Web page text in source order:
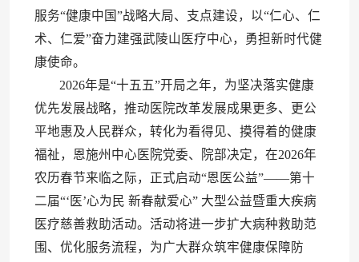
服务“健康中国”战略大局、支点建设，以“仁心、仁
术、仁爱”奋力建强武陵山医疗中心，勇担新时代健
康使命。
2026年是“十五五”开局之年，为坚决落实健康
优先发展战略，推动医院改革发展成果更多、更公
平地惠及人民群众，转化为看得见、摸得着的健康
福祉，恩施州中心医院党委、院部决定，在2026年
农历春节来临之际，正式启动“恩医公益”——第十
二届“‘医’心为民 新春献爱心” 大型公益暨重大疾病
医疗慈善救助活动。活动将进一步扩大病种救助范
围、优化服务流程，为广大群众筑牢健康保障防